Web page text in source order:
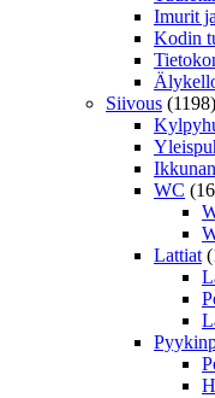
Imurit
Kodin
Siivous (1198)
WC
Lattiat